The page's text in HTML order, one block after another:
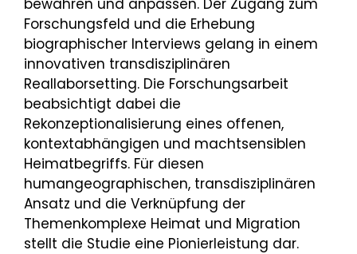
bewahren und anpassen. Der Zugang zum
Forschungsfeld und die Erhebung
biographischer Interviews gelang in einem
innovativen transdisziplinären
Reallaborsetting. Die Forschungsarbeit
beabsichtigt dabei die
Rekonzeptionalisierung eines offenen,
kontextabhängigen und machtsensiblen
Heimatbegriffs. Für diesen
humangeographischen, transdisziplinären
Ansatz und die Verknüpfung der
Themenkomplexe Heimat und Migration
stellt die Studie eine Pionierleistung dar.